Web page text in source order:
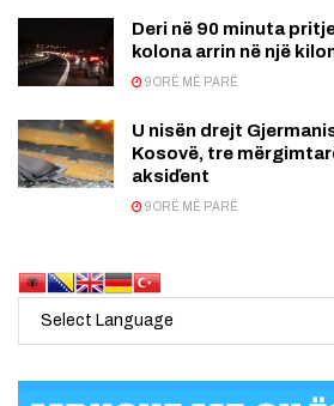
Deri në 90 minuta
kolona arrin në një
9 ORË MË PARË
U nisën drejt
Kosovë, tre
aksiďent
9 ORË MË PARË